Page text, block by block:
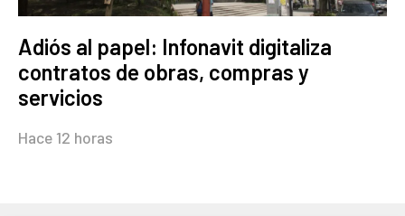
Adiós al papel: Infonavit digitaliza
contratos de obras, compras y
servicios
Hace 12 horas